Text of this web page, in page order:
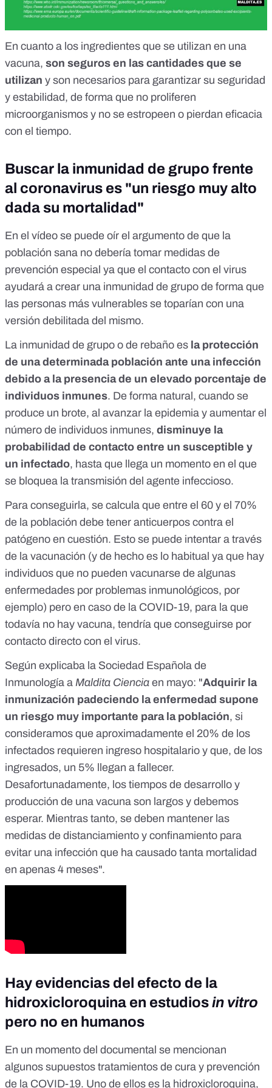
En cuanto a los ingredientes que se utilizan en una
vacuna, son seguros en las cantidades que se
utilizan y son necesarios para garantizar su seguridad
y estabilidad, de forma que no proliferen
microorganismos y no se estropeen o pierdan eficacia
con el tiempo.
Buscar la inmunidad de grupo frente
al coronavirus es "un riesgo muy alto
dada su mortalidad"
En el vídeo se puede oír el argumento de que la
población sana no debería tomar medidas de
prevención especial ya que el contacto con el virus
ayudará a crear una inmunidad de grupo de forma que
las personas más vulnerables se toparían con una
versión debilitada del mismo.
La inmunidad de grupo o de rebaño es la protección
de una determinada población ante una infección
debido a la presencia de un elevado porcentaje de
individuos inmunes. De forma natural, cuando se
produce un brote, al avanzar la epidemia y aumentar el
número de individuos inmunes, disminuye la
probabilidad de contacto entre un susceptible y
un infectado, hasta que llega un momento en el que
se bloquea la transmisión del agente infeccioso.
Para conseguirla, se calcula que entre el 60 y el 70%
de la población debe tener anticuerpos contra el
patógeno en cuestión. Esto se puede intentar a través
de la vacunación (y de hecho es lo habitual ya que hay
individuos que no pueden vacunarse de algunas
enfermedades por problemas inmunológicos, por
ejemplo) pero en caso de la COVID-19, para la que
todavía no hay vacuna, tendría que conseguirse por
contacto directo con el virus.
Según explicaba la Sociedad Española de
Inmunología a Maldita Ciencia en mayo: "Adquirir la
inmunización padeciendo la enfermedad supone
un riesgo muy importante para la población, si
consideramos que aproximadamente el 20% de los
infectados requieren ingreso hospitalario y que, de los
ingresados, un 5% llegan a fallecer.
Desafortunadamente, los tiempos de desarrollo y
producción de una vacuna son largos y debemos
esperar. Mientras tanto, se deben mantener las
medidas de distanciamiento y confinamiento para
evitar una infección que ha causado tanta mortalidad
en apenas 4 meses".
Hay evidencias del efecto de la
hidroxicloroquina en estudiosin vitro
pero no en humanos
En un momento del documental se mencionan
algunos supuestos tratamientos de cura y prevención
de la COVID-19. Uno de ellos es la hidroxicloroquina,